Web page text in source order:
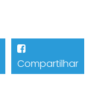
Compartilhar